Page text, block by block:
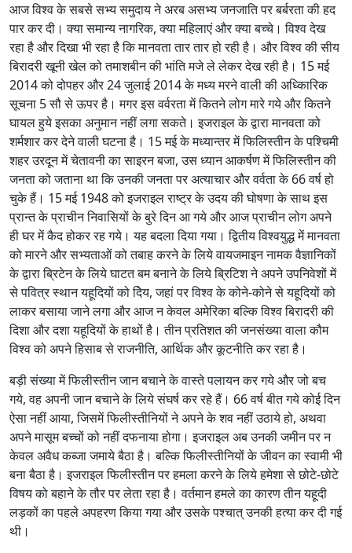
आज विश्व के सबसे सभ्य समुदाय ने अरब असभ्य जनजाति पर बर्बरता की हद
पार कर दी। क्या समान्य नागरिक, क्या महिलाएं और क्या बच्चे। विश्व देख
रहा है और दिखा भी रहा है कि मानवता तार तार हो रही है। और विश्व की सीय
बिरादरी खूनी खेल को तमाशबीन की भांति मजे ले लेकर देख रही है। 15 मई
2014 को दोपहर और 24 जुलाई 2014 के मध्य मरने वाली की अध्किारिक
सूचना 5 सौ से ऊपर है। मगर इस वर्वरता में कितने लोग मारे गये और कितने
घायल हुये इसका अनुमान नहीं लगा सकते। इजराइल के द्वारा मानवता को
शर्मशार कर देने वाली घटना है। 15 मई के मध्यान्तर में फिलिस्तीन के पश्चिमी
शहर उरदून में चेतावनी का साइरन बजा, उस ध्यान आकर्षण में फिलिस्तीन की
जनता को जताना था कि उनकी जनता पर अत्याचार और वर्वता के 66 वर्ष हो
चुके हैं। 15 मई 1948 को इजराइल राष्ट्र के उदय की घोषणा के साथ इस
प्रान्त के प्राचीन निवासियों के बुरे दिन आ गये और आज प्राचीन लोग अपने
ही घर में कैद होकर रह गये। यह बदला दिया गया। द्वितीय विश्वयुद्ध में मानवता
को मारने और सभ्यताओं को तबाह करने के लिये वायजमाइन नामक वैज्ञानिकों
के द्वारा ब्रिटेन के लिये घाटत बम बनाने के लिये ब्रिटिश ने अपने उपनिवेशों में
से पवित्र स्थान यहूदियों को दिेय, जहां पर विश्व के कोने-कोने से यहूदियों को
लाकर बसाया जाने लगा और आज न केवल अमेरिका बल्कि विश्व बिरादरी की
दिशा और दशा यहूदियों के हाथों है। तीन प्रतिशत की जनसंख्या वाला कौम
विश्व को अपने हिसाब से राजनीति, आर्थिक और कूटनीति कर रहा है।
बड़ी संख्या में फिलीस्तीन जान बचाने के वास्ते पलायन कर गये और जो बच
गये, वह अपनी जान बचाने के लिये संघर्ष कर रहे हैं। 66 वर्ष बीत गये कोई दिन
ऐसा नहीं आया, जिसमें फिलीस्तीनियों ने अपने के शव नहीं उठाये हो, अथवा
अपने मासूम बच्चों को नहीं दफनाया होगा। इजराइल अब उनकी जमीन पर न
केवल अवैध कब्जा जमाये बैठा है। बल्कि फिलीस्तीनियों के जीवन का स्वामी भी
बना बैठा है। इजराइल फिलीस्तीन पर हमला करने के लिये हमेशा से छोटे-छोटे
विषय को बहाने के तौर पर लेता रहा है। वर्तमान हमले का कारण तीन यहूदी
लड़कों का पहले अपहरण किया गया और उसके पश्चात् उनकी हत्या कर दी गई
थी।